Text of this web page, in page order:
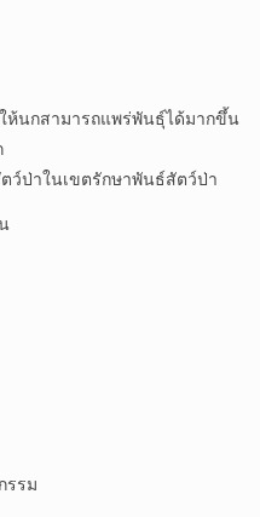
ห้นกสามารถแพร่พันธุ์ได้มากขึ้น
ว์ป่าในเขตรักษาพันธ์สัตว์ป่า
รรม